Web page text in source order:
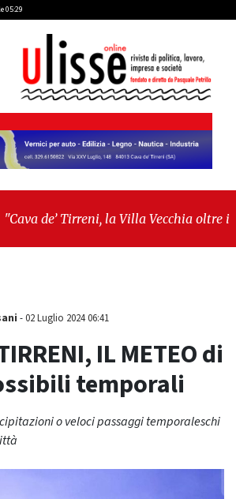
05:29
de’ Tirreni, la Villa Vecchia oltre i
-02 Luglio 2024 06:41
IL METEO di
temporali
o veloci passaggi temporaleschi